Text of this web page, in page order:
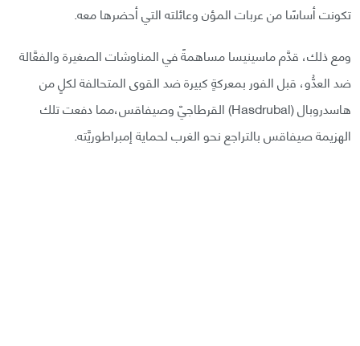
تكونت أساسًا من عربات المؤن وعائلته التي أحضرها معه.
ومع ذلك، قدَّم ماسينيسا مساهمةً في المناوشات الصغيرة والفعَّالة
ضد العدُّو، قبل الفور بمعركةٍ كبيرة ضد القوى المتحالفة لكلٍ من
هاسدروبال (Hasdrubal) القرطاجيّ وصيفاقس،مما دفعت تلك
الهزيمة صيفاقس بالتراجع نحو الغرب لحماية إمبراطوريَّته.